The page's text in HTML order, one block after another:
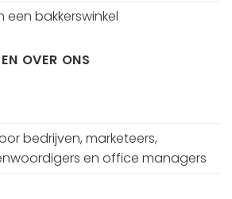
een bakkerswinkel
OVER ONS
bedrijven, marketeers,
en office managers